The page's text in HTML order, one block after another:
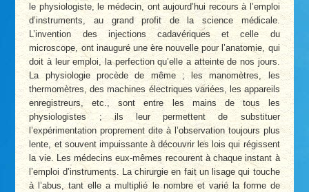
le physiologiste, le médecin, ont aujourd’hui recours à l’emploi
d’instruments, au grand profit de la science médicale.
L’invention des injections cadavériques et celle du
microscope, ont inauguré une ère nouvelle pour l’anatomie, qui
doit à leur emploi, la perfection qu’elle a atteinte de nos jours.
La physiologie procède de même ; les manomètres, les
thermomètres, des machines électriques variées, les appareils
enregistreurs, etc., sont entre les mains de tous les
physiologistes ; ils leur permettent de substituer
l’expérimentation proprement dite à l’observation toujours plus
lente, et souvent impuissante à découvrir les lois qui régissent
la vie. Les médecins eux-mêmes recourent à chaque instant à
l’emploi d’instruments. La chirurgie en fait un lisage qui touche
à l’abus, tant elle a multiplié le nombre et varié la forme de